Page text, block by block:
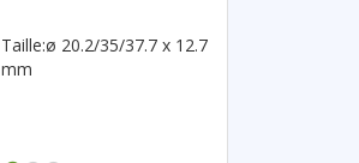
Taille:ø 20.2/35/37.7 x 12.7
mm